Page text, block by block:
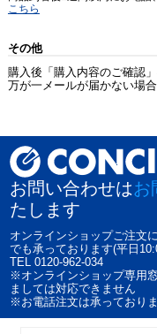
こちら
その他
購入後「購入内容のご確認
万が一メールが届かない場
お問い合わせはお
たします
オンラインショップご注文
でも承っております(平日
TEL 0120-962-034
※オンラインショップ専用
ましては対応できません
※お電話注文は承っており